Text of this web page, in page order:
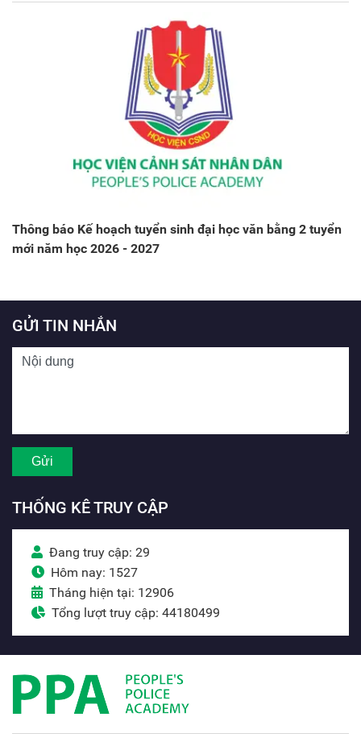
Thông báo Kế hoạch tuyển sinh đại học văn bằng 2 tuyển
mới năm học 2026 - 2027
GỬI TIN NHẮN
THỐNG KÊ TRUY CẬP
Đang truy cập: 29
Hôm nay: 1527
Tháng hiện tại: 12906
Tổng lượt truy cập: 44180499